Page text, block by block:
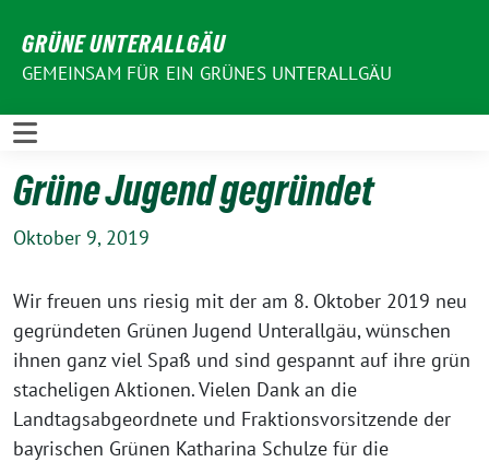
zum
Inhalt
GRÜNE UNTERALLGÄU
GEMEINSAM FÜR EIN GRÜNES UNTERALLGÄU
Grüne Jugend gegründet
Oktober 9, 2019
Wir freuen uns riesig mit der am 8. Oktober 2019 neu
gegründeten Grünen Jugend Unterallgäu, wünschen
ihnen ganz viel Spaß und sind gespannt auf ihre grün
stacheligen Aktionen. Vielen Dank an die
Landtagsabgeordnete und Fraktionsvorsitzende der
bayrischen Grünen Katharina Schulze für die